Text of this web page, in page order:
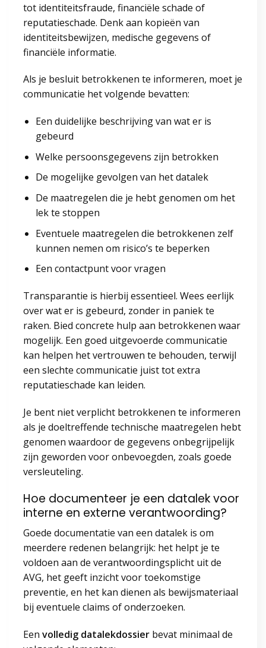
tot identiteitsfraude, financiële schade of
reputatieschade. Denk aan kopieën van
identiteitsbewijzen, medische gegevens of
financiële informatie.
Als je besluit betrokkenen te informeren, moet je
communicatie het volgende bevatten:
Een duidelijke beschrijving van wat er is
gebeurd
Welke persoonsgegevens zijn betrokken
De mogelijke gevolgen van het datalek
De maatregelen die je hebt genomen om het
lek te stoppen
Eventuele maatregelen die betrokkenen zelf
kunnen nemen om risico’s te beperken
Een contactpunt voor vragen
Transparantie is hierbij essentieel. Wees eerlijk
over wat er is gebeurd, zonder in paniek te
raken. Bied concrete hulp aan betrokkenen waar
mogelijk. Een goed uitgevoerde communicatie
kan helpen het vertrouwen te behouden, terwijl
een slechte communicatie juist tot extra
reputatieschade kan leiden.
Je bent niet verplicht betrokkenen te informeren
als je doeltreffende technische maatregelen hebt
genomen waardoor de gegevens onbegrijpelijk
zijn geworden voor onbevoegden, zoals goede
versleuteling.
Hoe documenteer je een datalek voor
interne en externe verantwoording?
Goede documentatie van een datalek is om
meerdere redenen belangrijk: het helpt je te
voldoen aan de verantwoordingsplicht uit de
AVG, het geeft inzicht voor toekomstige
preventie, en het kan dienen als bewijsmateriaal
bij eventuele claims of onderzoeken.
Een volledig datalekdossier bevat minimaal de